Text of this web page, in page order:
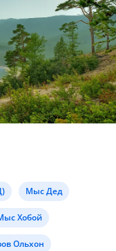
Мыс Дед
Хобой
Ольхон